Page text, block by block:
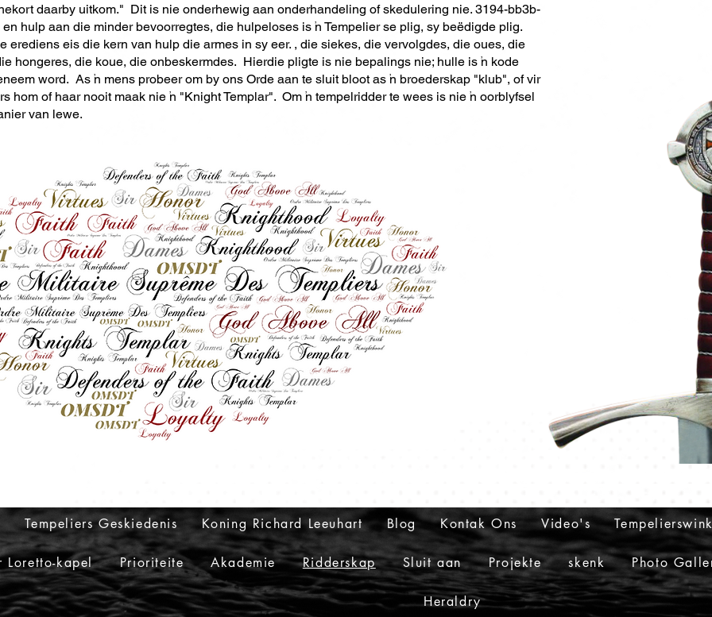
daarby uitkom." Dit is nie onderhewig aan onderhandeling of skedulering nie. 3194-bb3b-
hulp aan die minder bevoorregtes, die hulpeloses is 'n Tempelier se plig, sy beëdigde plig.
erediens eis die kern van hulp die armes in sy eer. , die siekes, die vervolgdes, die oues, die
hongeres, die koue, die onbeskermdes. Hierdie pligte is nie bepalings nie; hulle is 'n kode
word. As 'n mens probeer om by ons Orde aan te sluit bloot as 'n broederskap "klub", of vir
hom of haar nooit maak nie 'n "Knight Templar". Om 'n tempelridder te wees is nie 'n oorblyfsel
van lewe.
Tempeliers Geskiedenis Koning Richard Leeuhart Blog Kontak Ons Video's
Loretto-kapel Prioriteite Akademie Ridderskap Sluit aan Projekte skenk Photo
Heraldry